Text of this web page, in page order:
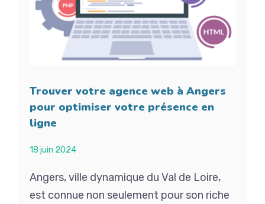
Trouver votre agence web à Angers
pour optimiser votre présence en
ligne
18 juin 2024
Angers, ville dynamique du Val de Loire,
est connue non seulement pour son riche